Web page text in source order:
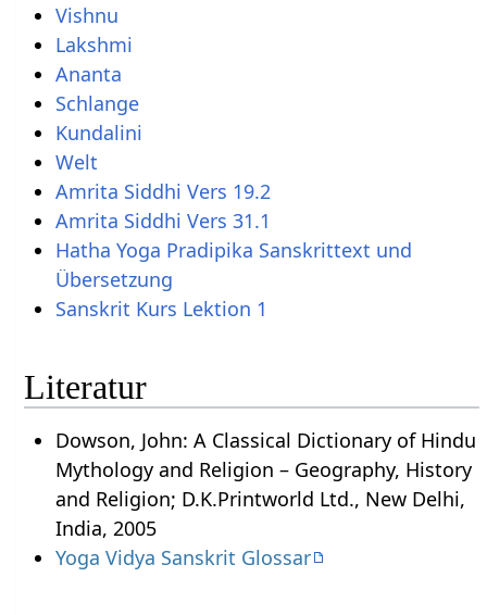
Vishnu
Lakshmi
Ananta
Schlange
Kundalini
Welt
Amrita Siddhi Vers 19.2
Amrita Siddhi Vers 31.1
Hatha Yoga Pradipika Sanskrittext und
Übersetzung
Sanskrit Kurs Lektion 1
Literatur
Dowson, John: A Classical Dictionary of Hindu
Mythology and Religion – Geography, History
and Religion; D.K.Printworld Ltd., New Delhi,
India, 2005
Yoga Vidya Sanskrit Glossar